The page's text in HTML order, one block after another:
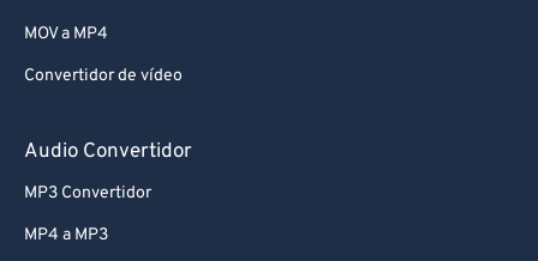
MOV a MP4
Convertidor de vídeo
Audio Convertidor
MP3 Convertidor
MP4 a MP3